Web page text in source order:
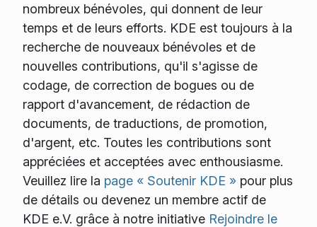
nombreux bénévoles, qui donnent de leur
temps et de leurs efforts. KDE est toujours à la
recherche de nouveaux bénévoles et de
nouvelles contributions, qu'il s'agisse de
codage, de correction de bogues ou de
rapport d'avancement, de rédaction de
documents, de traductions, de promotion,
d'argent, etc. Toutes les contributions sont
appréciées et acceptées avec enthousiasme.
Veuillez lire la page « Soutenir KDE »pour plus
de détails ou devenez un membre actif de
KDE e.V. grâce à notre initiative Rejoindre le